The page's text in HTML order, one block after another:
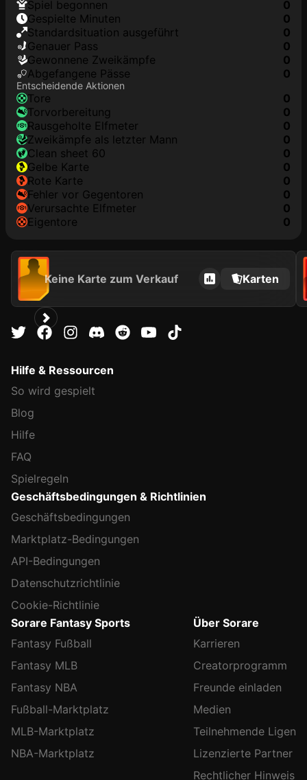
Spiel begonnen
0
Gespielte Minuten
0
Standardsituation ausgeführt
0
genauer Pass
0
Gewonnene Zweikämpfe
0
Abgefangene Pässe
0
Entscheidende Aktionen
Tore
0
Torvorbereitung
0
rausgeholte Elfmeter
0
Zweikämpfe als letzter Mann
0
clean sheet 60
0
gelbe Karte
0
rote Karte
0
Fehler vor Gegentoren
0
Verursachte Elfmeter
0
Eigentore
0
Keine Karte zum Verkauf Karten
Hilfe & Ressourcen
So wird gespielt
Blog
Hilfe
FAQ
Spielregeln
Geschäftsbedingungen & Richtlinien
Geschäftsbedingungen
Marktplatz-Bedingungen
API-Bedingungen
Datenschutzrichtlinie
Cookie-Richtlinie
Sorare Fantasy Sports
Fantasy Fußball
Fantasy MLB
Fantasy NBA
Fußball-Marktplatz
MLB-Marktplatz
NBA-Marktplatz
Über Sorare
Karrieren
Creatorprogramm
Freunde einladen
Medien
Teilnehmende Ligen
Lizenzierte Partner
Rechtlicher Hinweis